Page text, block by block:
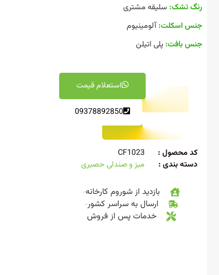
تشک:سلیقه مشتری
اسکلت: آلومینیوم
بافت:پلی اتیلن
استعلام قیمت
09378892850
محصول :
CF1023
بندی :
میز و صندلی حصیری
بازدید از شوروم کارخانه
ارسال به سراسر کشور
خدمات پس از فروش